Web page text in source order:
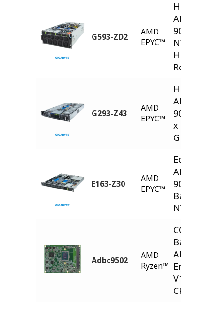
G593-ZD2
AMD
EPYC™
HPC/AI
AMD
9004 - 5U
NVIDIA
H100 8-
Root Port
G293-Z43
AMD
EPYC™
HPC/AI
AMD
9004 - 2U
x PCIe
GPUs
E163-Z30
AMD
EPYC™
Edge
AMD
9004 - 1U
Bay Gen4
NVMe/
Adbc9502
AMD
Ryzen™
COM
Basic
AMD
V1000/
CPU